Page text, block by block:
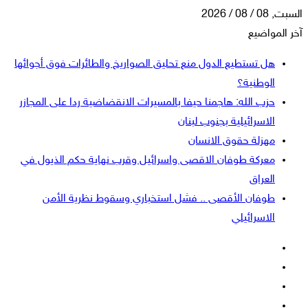
السبت, 08 / 08 / 2026
آخر المواضيع
هل تستطيع الدول منع تحليق الصواريخ والطائرات فوق أجوائها
الوطنية؟
حزب الله: هاجمنا حيفا بالمسيرات الانقضاضية ردا على المجازر
الاسرائيلية بجنوب لبنان
مهزلة حقوق الانسان
معركة طوفان الاقصى واسرائيل وقرب نهاية حكم الذيول في
العراق
طوفان الأقصى .. فشل استخباري وسقوط نظرية الأمن
الاسرائيلي